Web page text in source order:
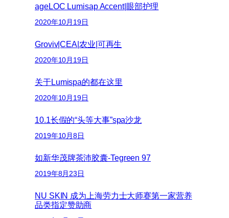
ageLOC Lumisap Accent|眼部护理
2020年10月19日
Groviv|CEA|农业|可再生
2020年10月19日
关于Lumispa的都在这里
2020年10月19日
10.1长假的“头等大事”spa沙龙
2019年10月8日
如新华茂牌茶沛胶囊-Tegreen 97
2019年8月23日
NU SKIN 成为上海劳力士大师赛第一家营养
品类指定赞助商